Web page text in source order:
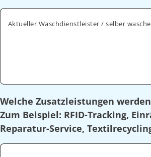
Aktueller Waschdienstleister / selber
Welche Zusatzleistungen
Zum Beispiel: RFID-Tracking,
Reparatur-Service,